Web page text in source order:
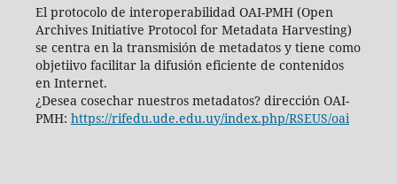
El protocolo de interoperabilidad OAI-PMH (Open
Archives Initiative Protocol for Metadata Harvesting)
se centra en la transmisión de metadatos y tiene como
objetiivo facilitar la difusión eficiente de contenidos
en Internet.
¿Desea cosechar nuestros metadatos? dirección OAI-
PMH: https://rifedu.ude.edu.uy/index.php/RSEUS/oai